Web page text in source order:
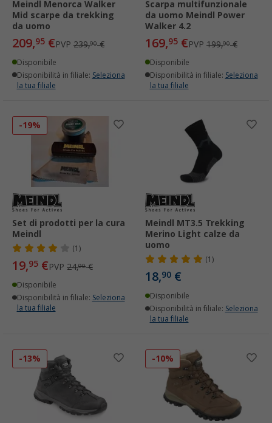
Meindl Menorca Walker
Mid scarpe da trekking
da uomo
209,95 €PVP 239,90€
Disponibile
Disponibilità in filiale: Seleziona
la tua filiale
Scarpa multifunzionale
da uomo Meindl Power
Walker 4.2
169,95 €PVP 199,90€
Disponibile
Disponibilità in filiale: Seleziona
la tua filiale
-19%
Set di prodotti per la cura
Meindl
(1)
19,95 €PVP 24,90€
Disponibile
Disponibilità in filiale: Seleziona
la tua filiale
Meindl MT3.5 Trekking
Merino Light calze da
uomo
(1)
18,90 €
Disponibile
Disponibilità in filiale: Seleziona
la tua filiale
-13% -10%